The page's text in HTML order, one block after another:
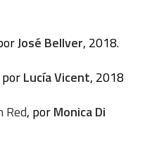
José Bellver, 2018.
porLucía Vicent, 2018
Red, porMonica Di